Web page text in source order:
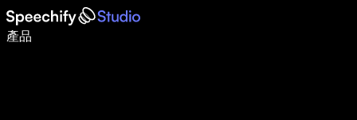
產品
使用語音輸入，寫作速度提升 5 倍